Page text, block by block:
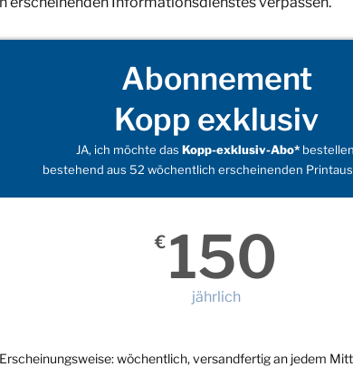
Abonnement
Kopp exklusiv
JA, ich möchte das Kopp-exklusiv-Abo*
bestehend aus 52 wöchentlich erscheinenden
€ 150
jährlich
Erscheinungsweise: wöchentlich, versandfertig an jedem